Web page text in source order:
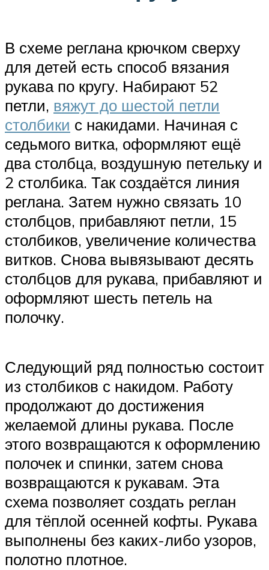
В схеме реглана крючком сверху
для детей есть способ вязания
рукава по кругу. Набирают 52
петли, вяжут до шестой петли
столбики с накидами. Начиная с
седьмого витка, оформляют ещё
два столбца, воздушную петельку и
2 столбика. Так создаётся линия
реглана. Затем нужно связать 10
столбцов, прибавляют петли, 15
столбиков, увеличение количества
витков. Снова вывязывают десять
столбцов для рукава, прибавляют и
оформляют шесть петель на
полочку.
Следующий ряд полностью состоит
из столбиков с накидом. Работу
продолжают до достижения
желаемой длины рукава. После
этого возвращаются к оформлению
полочек и спинки, затем снова
возвращаются к рукавам. Эта
схема позволяет создать реглан
для тёплой осенней кофты. Рукава
выполнены без каких-либо узоров,
полотно плотное.